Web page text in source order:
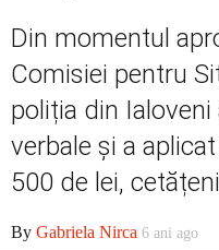
Externe
Social
Din momentul
Comisiei pentru
poliția din
verbale și a
500 de lei,
By Gabriela Nirca 6 ani ago